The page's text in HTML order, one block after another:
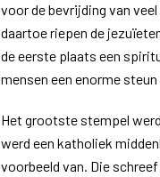
voor de bevrijding van
daartoe riepen de
de eerste plaats een
mensen een enorme
Het grootste stempel
werd een katholiek
voorbeeld van. Die